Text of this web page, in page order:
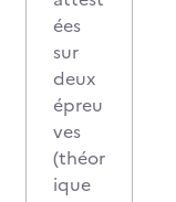
ées
sur
deux
épreu
ves
(théor
ique